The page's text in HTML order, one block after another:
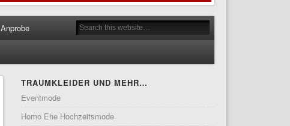
Anprobe
TRAUMKLEIDER UND MEHR…
Eventmode
Homo Ehe Hochzeitsmode